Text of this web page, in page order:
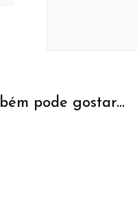
pode gostar...